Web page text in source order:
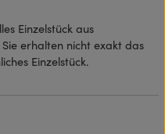
Einzelstück aus
erhalten nicht exakt das
Einzelstück.